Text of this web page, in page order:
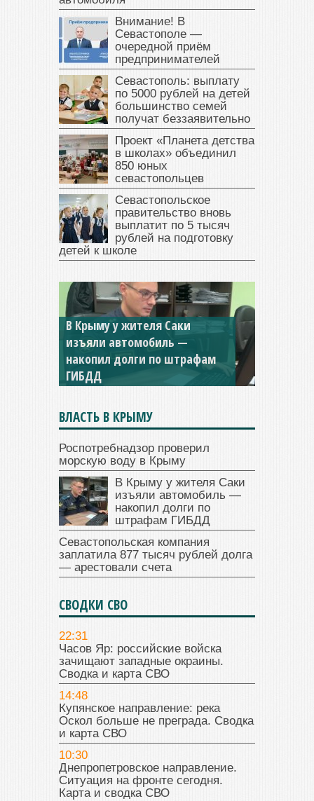
Внимание! В
Севастополе —
очередной приём
предпринимателей
Севастополь: выплату
по 5000 рублей на детей
большинство семей
получат беззаявительно
Проект «Планета детства
в школах» объединил
850 юных
севастопольцев
Севастопольское
правительство вновь
выплатит по 5 тысяч
рублей на подготовку
детей к школе
В Крыму у жителя Саки
изъяли автомобиль —
накопил долги по штрафам
ГИБДД
ВЛАСТЬ В КРЫМУ
Роспотребнадзор проверил
морскую воду в Крыму
В Крыму у жителя Саки
изъяли автомобиль —
накопил долги по
штрафам ГИБДД
Севастопольская компания
заплатила 877 тысяч рублей долга
— арестовали счета
СВОДКИ СВО
22:31
Часов Яр: российские войска
зачищают западные окраины.
Сводка и карта СВО
14:48
Купянское направление: река
Оскол больше не преграда. Сводка
и карта СВО
10:30
Днепропетровское направление.
Ситуация на фронте сегодня.
Карта и сводка СВО